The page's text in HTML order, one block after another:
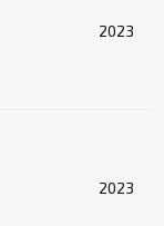
2023
2023